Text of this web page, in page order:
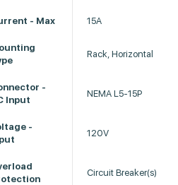
- Max 15A
Rack, Horizontal
-
Input
NEMA L5-15P
-
120V
Circuit Breaker(s)